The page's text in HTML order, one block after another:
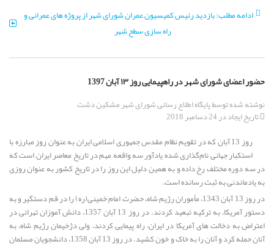
ادامه مطلب: بازدید رئیس کمیسیون عمران شورای شهر از پروژه های عمرانی و
راه سازی سطح شهر
حضور اعضای شورای شهر در راهپیمایی روز ۱۳ آبان 1397
نوشته شده توسطپایگاه اطلاع رسانی شورای شهر مشکین دشت
تاریخ ایجاد در 24 دسامبر 2018
روز 13 آبان که در تقویم نظام مقدس جمهوری اسلامی ایران به عنوان روز مبارزه با
استکبار جهانی نام‌گذاری شده یادآور سه واقعه مهم در تاریخ معاصر ایران است که
در سه دوره مختلف رخ داده و به همین دلیل این روز را در تاریخ کشور به عنوان روزی
به یادماندنی به ثبت رسانده است.
در روز 13 آبان 1343، مأموران رژیم شاه، حضرت امام خمینی(ره) را در قم دستگیر و به
دستور آمریکا، به ترکیه تبعید کردند. در روز 13 آبان 1357، دانش آموزان تهرانی در
اعتراض به دخالت های آمریکا در ایران، راه پیمایی کردند، ولی دژخیمان رژیم شاه، به
آنان حمله کرد و آنان را به خاک و خون کشید. در روز 13 آبان 1358، دانشجویان مسلمان